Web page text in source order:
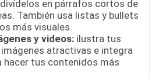
en párrafos cortos de
También usa listas y bullets
más visuales.
y videos: ilustra tus
atractivas e integra
hacer tus contenidos más